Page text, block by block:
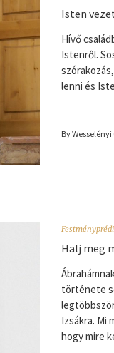
Isten
Hívő
Istenről.
lenni és
By
Halj meg
története
Izsákra. Mi
hogy mire